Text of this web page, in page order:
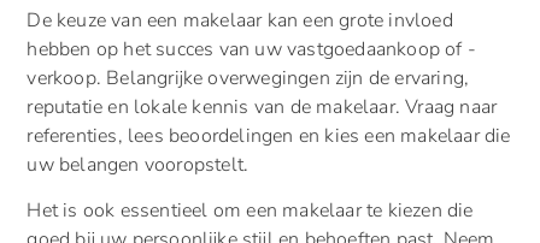
De keuze van een makelaar kan een grote invloed
hebben op het succes van uw vastgoedaankoop of -
verkoop. Belangrijke overwegingen zijn de ervaring,
reputatie en lokale kennis van de makelaar. Vraag naar
referenties, lees beoordelingen en kies een makelaar die
uw belangen vooropstelt.
Het is ook essentieel om een makelaar te kiezen die